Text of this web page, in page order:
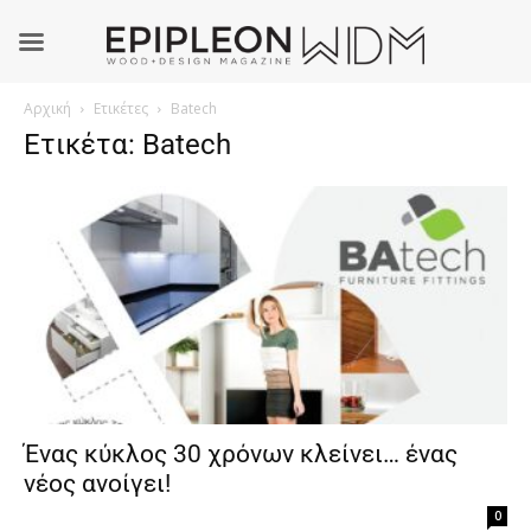
Αρχική Ετικέτες Batech
Ετικέτα: Batech
Ένας κύκλος 30 χρόνων κλείνει… ένας
νέος ανοίγει!
0